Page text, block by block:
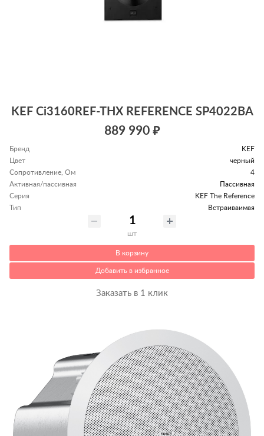
KEF Ci3160REF-THX REFERENCE SP4022BA
889 990 ₽
Бренд
KEF
Цвет
черный
Сопротивление, Ом
4
Активная/пассивная
Пассивная
Серия
KEF The Reference
Тип
Встраиваимая
шт
В корзину
Добавить в избранное
Заказать в 1 клик